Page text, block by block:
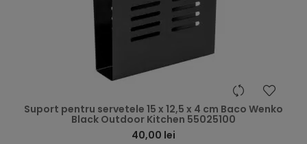
Suport pentru servetele 15 x 12,5 x 4 cm Baco Wenko
Black Outdoor Kitchen 55025100
40,00 lei